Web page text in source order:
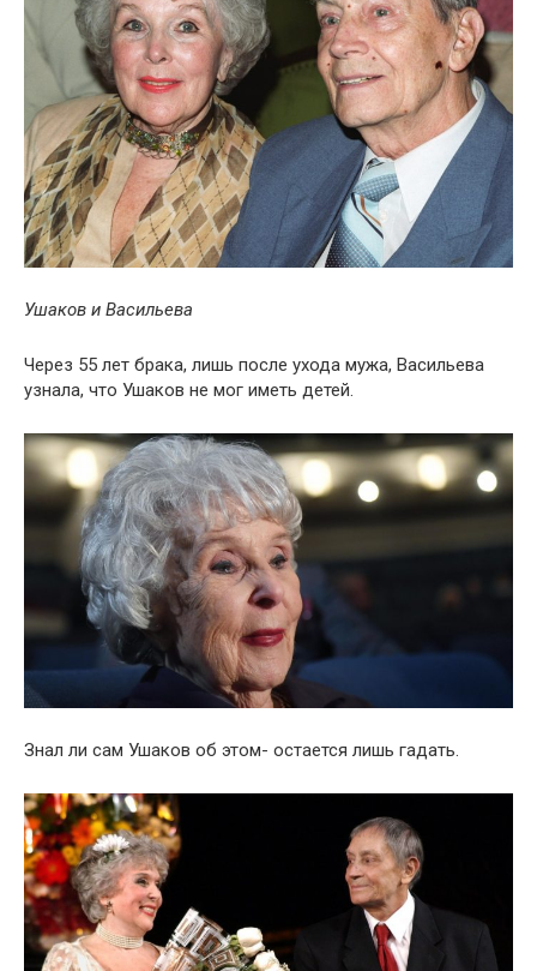
Ушаков и Васильева
Через 55 лет брака, лишь после ухода мужа, Васильева
узнала, что Ушаков не мог иметь детей.
Знал ли сам Ушаков об этом- остается лишь гадать.